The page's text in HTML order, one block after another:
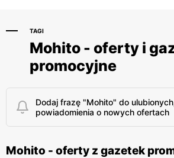
TAGI
Mohito - oferty i
promocyjne
Dodaj frazę "Mohito" do
powiadomienia o nowych ofertach
Mohito - oferty z gazetek